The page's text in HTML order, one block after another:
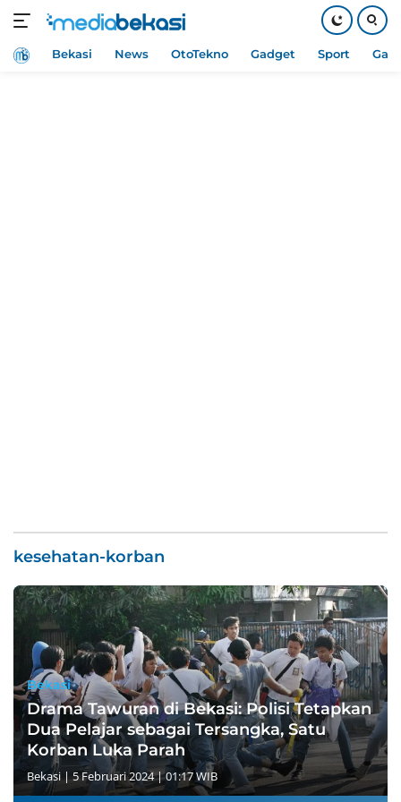
HomeBekasi News OtoTekno Gadget Sport
kesehatan-korban
Bekasi
Drama Tawuran di Bekasi: Polisi Tetapkan
Dua Pelajar sebagai Tersangka, Satu
Korban Luka Parah
Bekasi |5 Februari 2024 | 01:17 WIB